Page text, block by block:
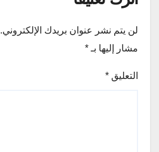
لن يتم نشر عنوان بريدك الإلكتروني.
مشار إليها بـ *
التعليق *